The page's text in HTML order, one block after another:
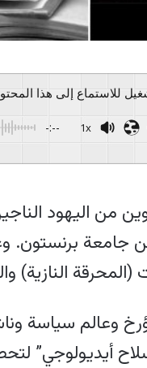
للاستماع إلى هذا
-:-- 1x
جامعة برنستون.
النازية)